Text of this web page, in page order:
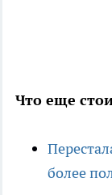
Что еще
более